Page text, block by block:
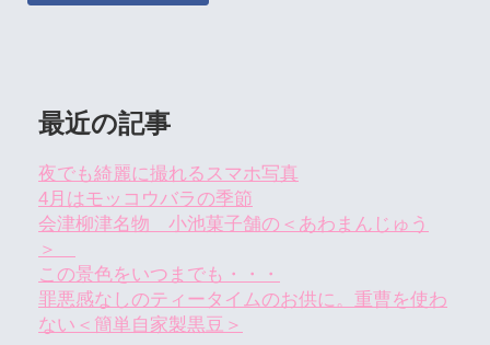
最近の記事
夜でも綺麗に撮れるスマホ写真
4月はモッコウバラの季節
会津柳津名物 小池菓子舗の＜あわまんじゅう
＞
この景色をいつまでも・・・
罪悪感なしのティータイムのお供に。重曹を使わ
ない＜簡単自家製黒豆＞